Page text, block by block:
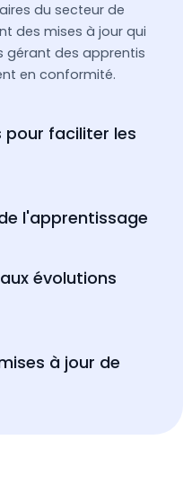
du secteur de
des mises à jour qui
gérant des apprentis
en conformité.
faciliter les
l'apprentissage
évolutions
à jour de